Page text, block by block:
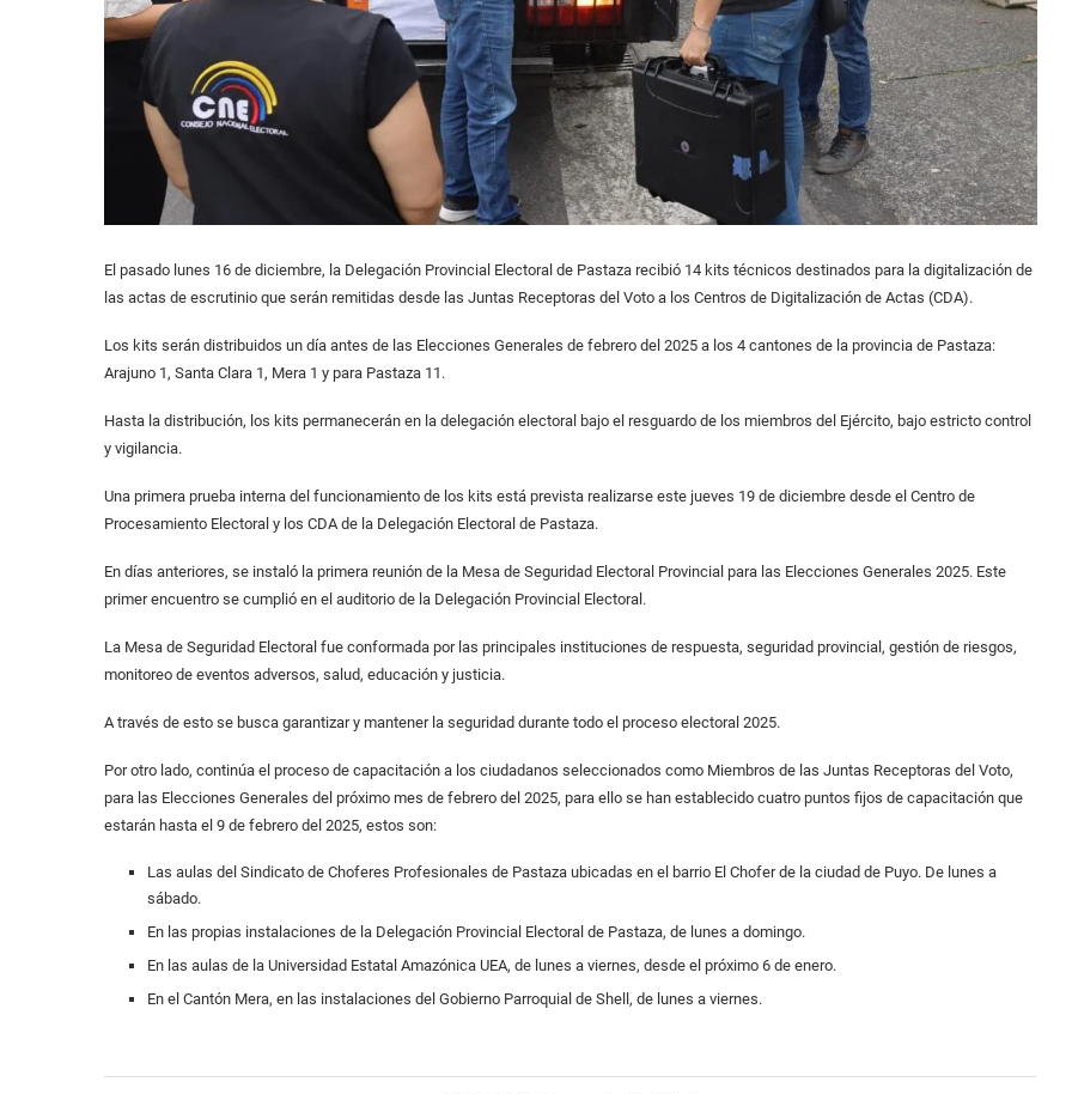
El pasado lunes 16 de diciembre, la Delegación Provincial Electoral de Pastaza recibió 14 kits técnicos destinados para la digitalización de
las actas de escrutinio que serán remitidas desde las Juntas Receptoras del Voto a los Centros de Digitalización de Actas (CDA).
Los kits serán distribuidos un día antes de las Elecciones Generales de febrero del 2025 a los 4 cantones de la provincia de Pastaza:
Arajuno 1, Santa Clara 1, Mera 1 y para Pastaza 11.
Hasta la distribución, los kits permanecerán en la delegación electoral bajo el resguardo de los miembros del Ejército, bajo estricto control
y vigilancia.
Una primera prueba interna del funcionamiento de los kits está prevista realizarse este jueves 19 de diciembre desde el Centro de
Procesamiento Electoral y los CDA de la Delegación Electoral de Pastaza.
En días anteriores, se instaló la primera reunión de la Mesa de Seguridad Electoral Provincial para las Elecciones Generales 2025. Este
primer encuentro se cumplió en el auditorio de la Delegación Provincial Electoral.
La Mesa de Seguridad Electoral fue conformada por las principales instituciones de respuesta, seguridad provincial, gestión de riesgos,
monitoreo de eventos adversos, salud, educación y justicia.
A través de esto se busca garantizar y mantener la seguridad durante todo el proceso electoral 2025.
Por otro lado, continúa el proceso de capacitación a los ciudadanos seleccionados como Miembros de las Juntas Receptoras del Voto,
para las Elecciones Generales del próximo mes de febrero del 2025, para ello se han establecido cuatro puntos fijos de capacitación que
estarán hasta el 9 de febrero del 2025, estos son:
Las aulas del Sindicato de Choferes Profesionales de Pastaza ubicadas en el barrio El Chofer de la ciudad de Puyo. De lunes a
sábado.
En las propias instalaciones de la Delegación Provincial Electoral de Pastaza, de lunes a domingo.
En las aulas de la Universidad Estatal Amazónica UEA, de lunes a viernes, desde el próximo 6 de enero.
En el Cantón Mera, en las instalaciones del Gobierno Parroquial de Shell, de lunes a viernes.